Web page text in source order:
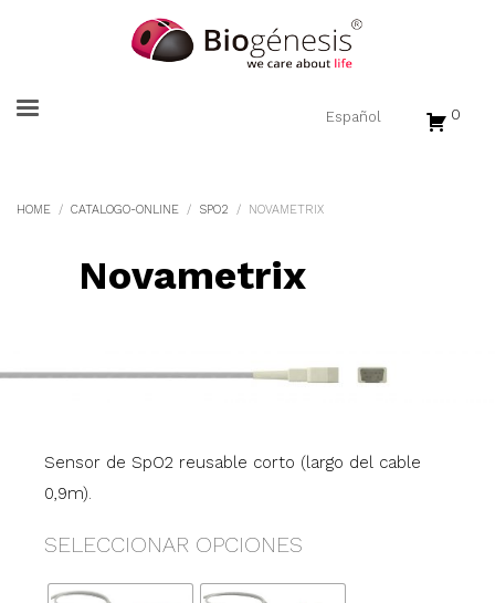
0
HOME CATALOGO-ONLINE SPO2 NOVAMETRIX
Novametrix
Sensor de SpO2 reusable corto (largo del cable
0,9m).
SELECCIONAR OPCIONES